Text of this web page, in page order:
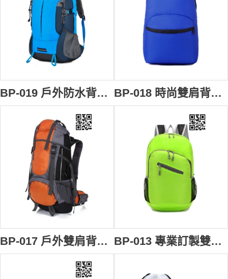
BP-019 戶外防水背包 度身訂製 大容量雙肩背囊 旅遊體驗團 多功能背包 旅遊背包香港製造 BP-018 時尚雙肩背包 度身訂製 行山背囊 團體書包背囊 休閒旅遊背囊 背包專門店
BP-017 戶外雙肩背囊 來樣訂製 背囊英文 團體登山背囊大容量露營背包供應 背囊 推介 背囊香港生產廠家 BP-013 專業訂製雙肩包 行山背囊 行李包 輕便運動登山包戶外防水背包 超輕 背包香港製造